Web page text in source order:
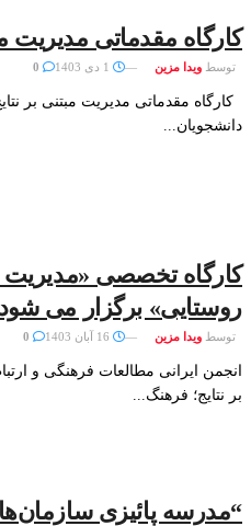
کارگاه مقدماتی مدیریت
توسط ویدا مزین
دانشجویان...
کارگاه تخصصی «مدیریت
روستایی» برگزار می
توسط ویدا مزین
انجمن ایرانی مطالعات فرهنگی و
بر نتایج؛ فرهنگ...